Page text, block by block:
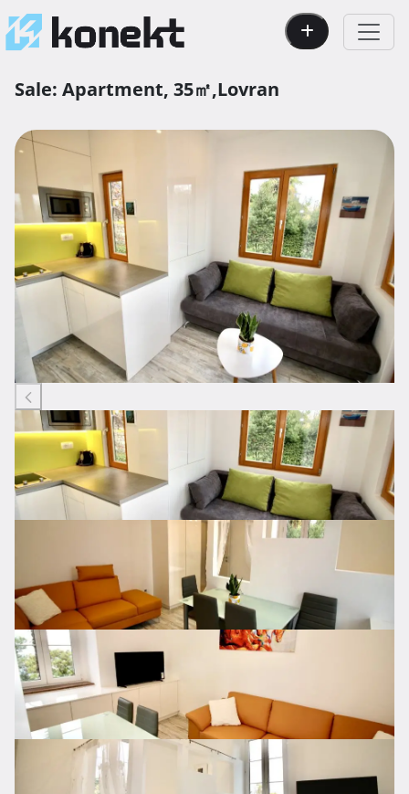
Sale: Apartment, 35㎡,Lovran